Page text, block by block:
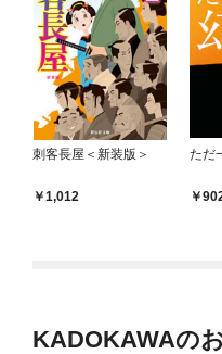
刺客長屋＜新装版＞
1,012
ただ
KADOKAWAの